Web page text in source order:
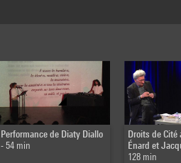
Performance de Diaty Diallo
- 54 min
Droits de
Énard et
128 min